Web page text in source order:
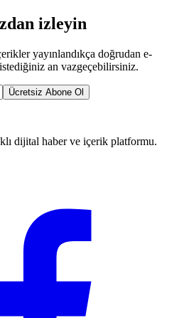
izleyin
yayınlandıkça doğrudan e-
an vazgeçebilirsiniz.
Ücretsiz Abone Ol
dijital haber ve içerik platformu.